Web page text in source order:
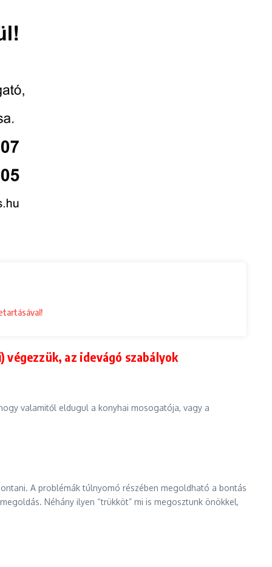
az idevágó szabályok
valamitől eldugul a konyhai mosogatója, vagy a
A problémák túlnyomó részében megoldható a bontás
Néhány ilyen “trükköt” mi is megosztunk önökkel,